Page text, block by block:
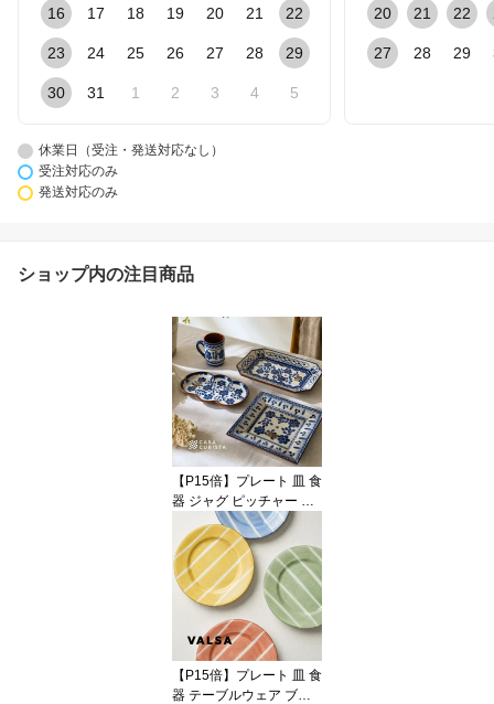
16 17 18 19 20 21 22
23 24 25 26 27 28 29
30 31 1 2 3 4 5
20 21 22
27 28 29
休業日（受注・発送対応なし）
受注対応のみ
発送対応のみ
ショップ内の注目商品
【P15倍】プレート 皿 食
器 ジャグ ピッチャー 花
瓶 フラワーベース 花柄
フラワーモチーフ 陶器
テラコッタ ブルー 青 ホ
ワイト 白 テーブルウェ
ア おしゃれ かわいい 輸
入食器 海外インテリア
輸入 インポート 直輸入
オブジェ 置物 インテリ
ア ハンドメイド
【P15倍】プレート 皿 食
器 テーブルウェア ブル